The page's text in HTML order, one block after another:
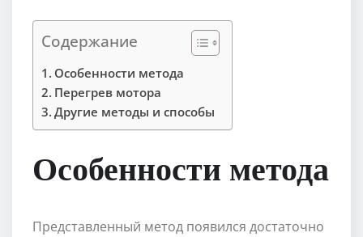
Содержание
Особенности метода
Перегрев мотора
Другие методы и способы
Особенности метода
Представленный метод появился достаточно